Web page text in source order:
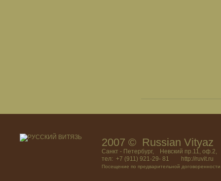
2007 © Russian
Санкт - Петербург, Невский пр.11, оф.2,
тел: +7 (911) 921-29- 81 http://ruvit.ru
Посещение по предварительной договоренности